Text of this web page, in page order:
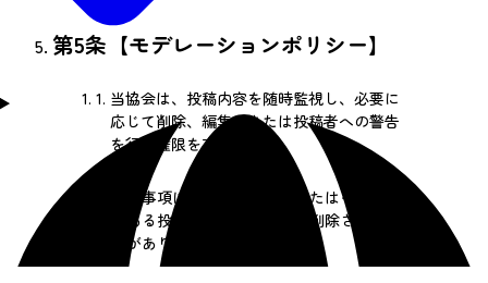
第5条【モデレーションポリシー】
1. 当協会は、投稿内容を随時監視し、必要に
応じて削除、編集、または投稿者への警告
を行う権限を有します。
禁止事項に該当する投稿、またはその恐れ
がある投稿は、事前通知なく削除される場
合があります。